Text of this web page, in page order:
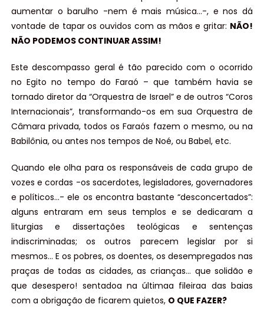
aumentar o barulho -nem é mais música…-, e nos dá
vontade de tapar os ouvidos com as mãos e gritar: NÃO!
NÃO PODEMOS CONTINUAR ASSIM!
Este descompasso geral é tão parecido com o ocorrido
no Egito no tempo do Faraó – que também havia se
tornado diretor da “Orquestra de Israel” e de outros “Coros
Internacionais”, transformando-os em sua Orquestra de
Câmara privada, todos os Faraós fazem o mesmo, ou na
Babilônia, ou antes nos tempos de Noé, ou Babel, etc.
Quando ele olha para os responsáveis ​​de cada grupo de
vozes e cordas -os sacerdotes, legisladores, governadores
e políticos…- ele os encontra bastante “desconcertados”:
alguns entraram em seus templos e se dedicaram a
liturgias e dissertações teológicas e sentenças
indiscriminadas; os outros parecem legislar por si
mesmos… E os pobres, os doentes, os desempregados nas
praças de todas as cidades, as crianças… que solidão e
que desespero! sentadoa na últimaa fileiraa das baias
com a obrigação de ficarem quietos, O QUE FAZER?